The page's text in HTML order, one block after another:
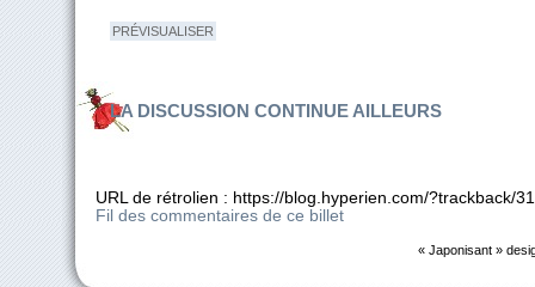
LA DISCUSSION CONTINUE AILLEURS
URL de rétrolien : https://blog.hyperien.com/?trackback/
Fil des commentaires de ce billet
« Japonisant »